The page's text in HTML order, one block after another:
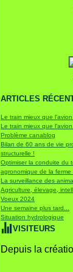
ARTICLES
Le train mieux que
Le train mieux que
Problème canablog
Bilan de 60 ans de vie
structurelle !
Optimiser la conduite du
agronomique de la ferme
La surveillance des
Agriculture, élevage,
Voeux 2024
Une semaine plus tard...
Situation hydrologique
VISITEURS
Depuis la